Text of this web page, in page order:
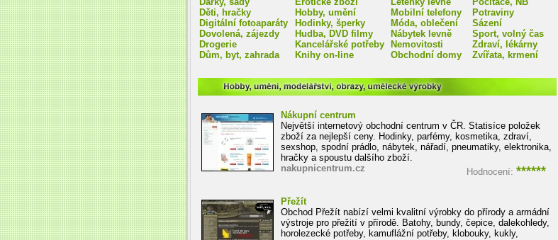
Děti, hračky
Digitální fotoaparáty
Dovolená, zájezdy
Drogerie
Dům, byt, zahrada
Hobby, umění
Hodinky, šperky
Hudba, DVD filmy
Kancelářské potřeby
Knihy on-line
Mobilní telefony
Móda, oblečení
Nábytek levně
Nemovitosti
Obchodní domy
Potraviny
Sázení
Sport, volný čas
Zdraví, lékárny
Zvířata, krmení
Hobby, umění, modelářství, obrazy, umělecké výrobky
Nákupní centrum
Největší internetový obchodní centrum v ČR. Statisíce položek
zboží za nejlepší ceny. Hodinky, parfémy, kosmetika, zdraví,
sexshop, spodní prádlo, nábytek, nářadí, pneumatiky, elektronika,
hračky a spoustu dalšího zboží.
Hodnocení: ******
nakupnicentrum.cz
Přežít
Obchod Přežít nabízí velmi kvalitní výrobky do přírody a armádní
výstroje pro přežití v přírodě. Batohy, bundy, čepice, dalekohledy,
horolezecké potřeby, kamuflážní potřeby, klobouky, kukly,